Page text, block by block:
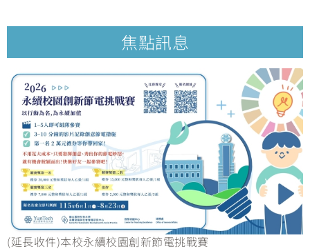
焦點訊息
(延長收件)本校永續校園創新節電挑戰賽